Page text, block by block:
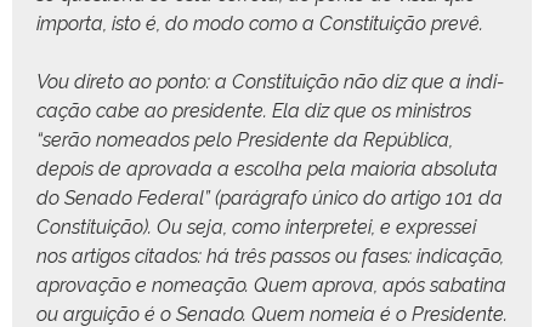
impor­ta, isto é, do modo como a Con­sti­tu­ição prevê.
Vou dire­to ao pon­to: a Con­sti­tu­ição não diz que a indi­
cação cabe ao pres­i­dente. Ela diz que os min­istros
“serão nomea­d­os pelo Pres­i­dente da Repúbli­ca,
depois de aprova­da a escol­ha pela maio­r­ia abso­lu­ta
do Sena­do Fed­er­al” (pará­grafo úni­co do arti­go 101 da
Con­sti­tu­ição). Ou seja, como inter­pretei, e expres­sei
nos arti­gos cita­dos: há três pas­sos ou fas­es: indi­cação,
aprovação e nomeação. Quem apro­va, após sabati­na
ou arguição é o Sena­do. Quem nomeia é o Pres­i­dente.